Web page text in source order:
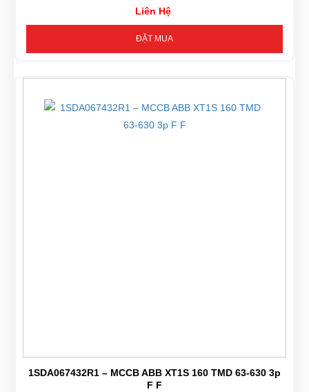
Liên Hệ
ĐẶT MUA
1SDA067432R1 – MCCB ABB XT1S 160 TMD 63-630 3p
F F